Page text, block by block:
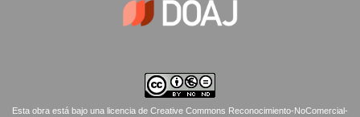
Esta obra está bajo una licencia de Creative Commons Reconocimiento-NoComercial-